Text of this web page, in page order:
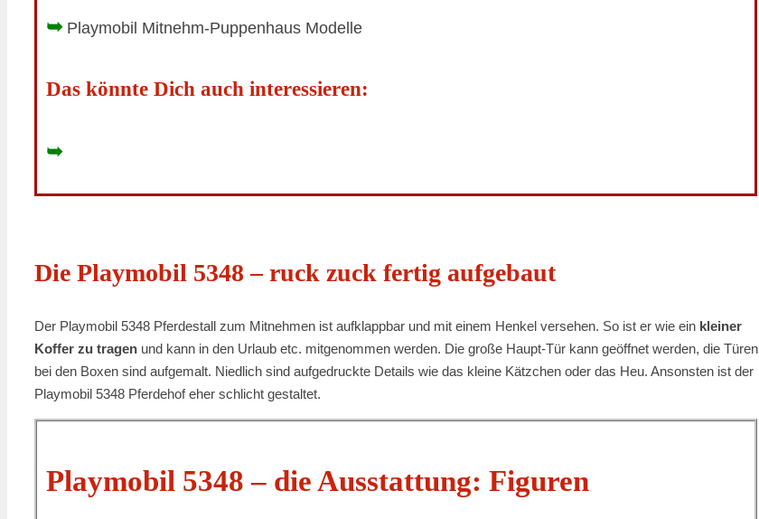
➥Playmobil Mitnehm-Puppenhaus Modelle
Das könnte Dich auch interessieren:
➥
Die Playmobil 5348 – ruck zuck fertig aufgebaut
Der Playmobil 5348 Pferdestall zum Mitnehmen ist aufklappbar und mit einem Henkel versehen. So ist er wie ein kleiner
Koffer zu tragen und kann in den Urlaub etc. mitgenommen werden. Die große Haupt-Tür kann geöffnet werden, die Türen
bei den Boxen sind aufgemalt. Niedlich sind aufgedruckte Details wie das kleine Kätzchen oder das Heu. Ansonsten ist der
Playmobil 5348 Pferdehof eher schlicht gestaltet.
Playmobil 5348 – die Ausstattung: Figuren